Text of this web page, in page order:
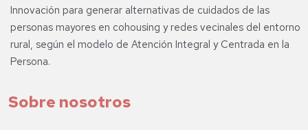
Innovación para generar alternativas de cuidados de las
personas mayores en cohousing y redes vecinales del entorno
rural, según el modelo de Atención Integral y Centrada en la
Persona.
Sobre nosotros